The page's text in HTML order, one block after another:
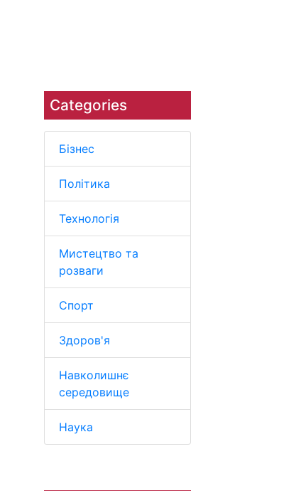
Categories
Бізнес
Політика
Технологія
Мистецтво та
розваги
Спорт
Здоров'я
Навколишнє
середовище
Наука